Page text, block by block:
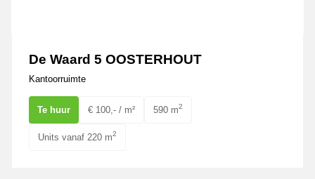
De Waard 5 OOSTERHOUT
Kantoorruimte
Te huur € 100,- / m² 590 m2
Units vanaf 220 m2